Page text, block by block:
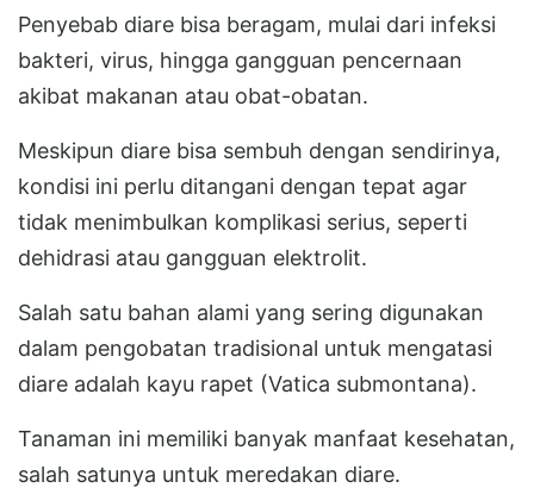
Penyebab diare bisa beragam, mulai dari infeksi
bakteri, virus, hingga gangguan pencernaan
akibat makanan atau obat-obatan.
Meskipun diare bisa sembuh dengan sendirinya,
kondisi ini perlu ditangani dengan tepat agar
tidak menimbulkan komplikasi serius, seperti
dehidrasi atau gangguan elektrolit.
Salah satu bahan alami yang sering digunakan
dalam pengobatan tradisional untuk mengatasi
diare adalah kayu rapet (Vatica submontana).
Tanaman ini memiliki banyak manfaat kesehatan,
salah satunya untuk meredakan diare.